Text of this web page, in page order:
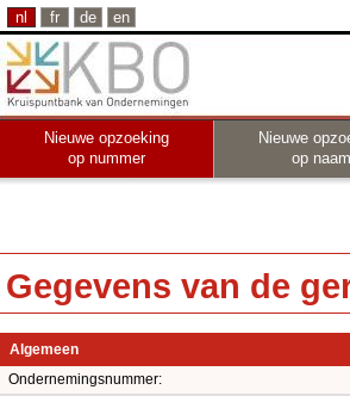
nl fr de en
Nieuwe opzoeking
op nummer
Nieuwe
op naam
Gegevens van de
Algemeen
Ondernemingsnummer: